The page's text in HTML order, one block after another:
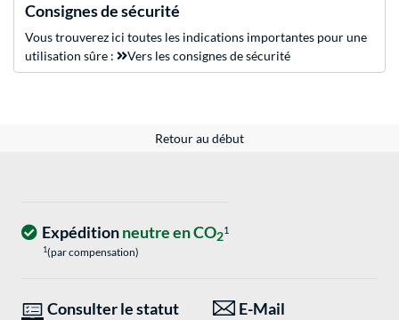
Consignes de sécurité
Vous trouverez ici toutes les indications importantes pour une
utilisation sûre :
Vers les consignes de sécurité
Retour au début
Expéditionneutre en CO21
1(par compensation)
Consulter le statut
E-Mail